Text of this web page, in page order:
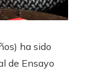
ha sido
de Ensayo